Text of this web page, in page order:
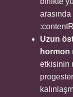
Uzun
hormon
etkisinin